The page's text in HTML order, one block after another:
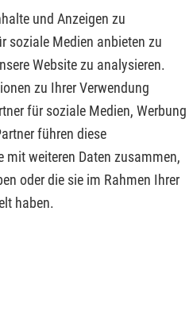
und Anzeigen zu
soziale Medien anbieten zu
Website zu analysieren.
zu Ihrer Verwendung
für soziale Medien, Werbung
führen diese
weiteren Daten zusammen,
oder die sie im Rahmen Ihrer
haben.
kommende Zinsschritte
etwas belasten. Die starken
sorgten aber dennoch für
die Unsicherheit rund um Zins-
übertünchen. Neues gibt
- Die Publikation für